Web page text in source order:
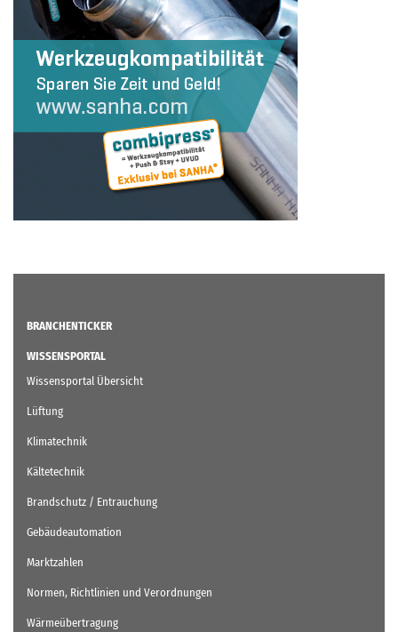
BRANCHENTICKER
WISSENSPORTAL
Wissensportal Übersicht
Lüftung
Klimatechnik
Kältetechnik
Brandschutz / Entrauchung
Gebäudeautomation
Marktzahlen
Normen, Richtlinien und Verordnungen
Wärmeübertragung